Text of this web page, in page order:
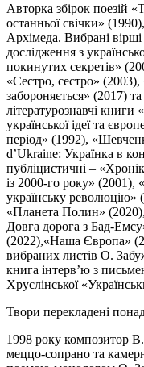
Авторка збірок поезій
останньої свічки»
Архімеда. Вибрані
дослідження з
покинутих секретів»
«Сестро, сестро» (2003),
забороняється» (2017)
літературознавчі книги
української ідеї та
період» (1992),
d’Ukraine: Українка в
публіцистичні –
із 2000-го року» (2001),
українську революцію»
«Планета Полин»
Довга дорога з Бад-
(2022),«Наша Європа»
вибраних листів О.
книга інтерв’ю з
Хруслінської
Твори перекладені
1998 року композитор
меццо-сопрано та